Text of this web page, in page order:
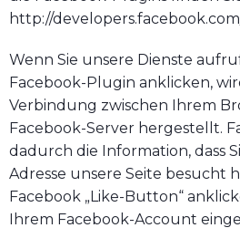
http://
Wenn Sie unsere Dienste
Facebook-Plugin anklicken,
Verbindung zwischen Ihrem
Facebook-Server hergestellt.
dadurch die Information, dass
Adresse unsere Seite besucht
Facebook „Like-Button“
Ihrem Facebook-Account